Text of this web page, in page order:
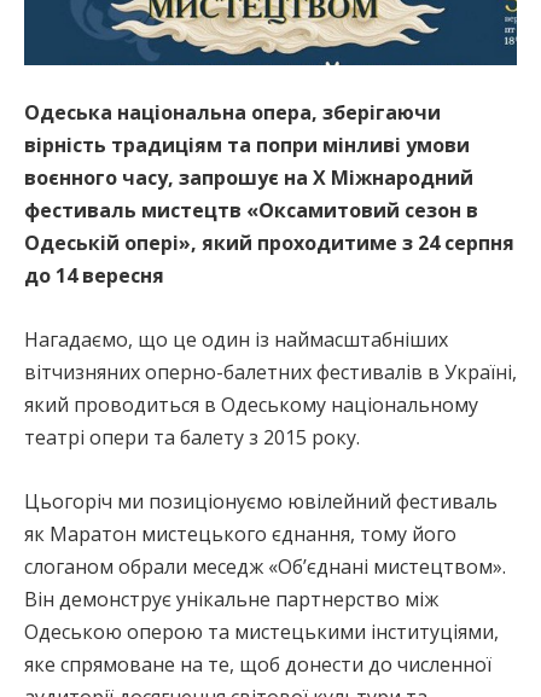
Одеська національна опера, зберігаючи
вірність традиціям та попри мінливі умови
воєнного часу, запрошує на Х Міжнародний
фестиваль мистецтв «Оксамитовий сезон в
Одеській опері», який проходитиме з 24 серпня
до 14 вересня
Нагадаємо, що це один із наймасштабніших
вітчизняних оперно-балетних фестивалів в Україні,
який проводиться в Одеському національному
театрі опери та балету з 2015 року.
Цьогоріч ми позиціонуємо ювілейний фестиваль
як Маратон мистецького єднання, тому його
слоганом обрали меседж «Об’єднані мистецтвом».
Він демонструє унікальне партнерство між
Одеською оперою та мистецькими інституціями,
яке спрямоване на те, щоб донести до численної